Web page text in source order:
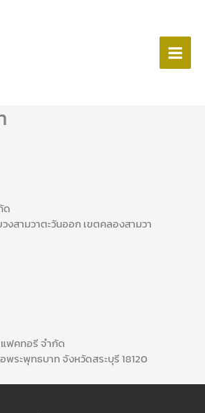
ด
งสามวาตะวันออก เขตคลองสามวา
ฟคทอรี จำกัด
ระพุทธบาท จังหวัดสระบุรี 18120